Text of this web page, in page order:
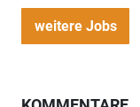
weitere Jobs